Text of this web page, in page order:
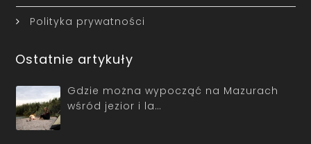
Polityka prywatności
Ostatnie artykuły
Gdzie można wypocząć na Mazurach
wśród jezior i la…